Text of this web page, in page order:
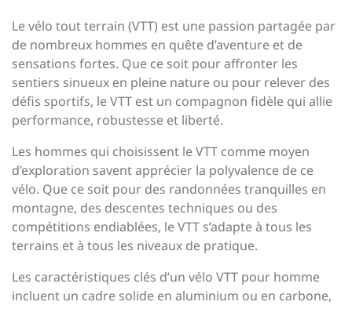
Le vélo tout terrain (VTT) est une passion partagée par
de nombreux hommes en quête d’aventure et de
sensations fortes. Que ce soit pour affronter les
sentiers sinueux en pleine nature ou pour relever des
défis sportifs, le VTT est un compagnon fidèle qui allie
performance, robustesse et liberté.
Les hommes qui choisissent le VTT comme moyen
d’exploration savent apprécier la polyvalence de ce
vélo. Que ce soit pour des randonnées tranquilles en
montagne, des descentes techniques ou des
compétitions endiablées, le VTT s’adapte à tous les
terrains et à tous les niveaux de pratique.
Les caractéristiques clés d’un vélo VTT pour homme
incluent un cadre solide en aluminium ou en carbone,